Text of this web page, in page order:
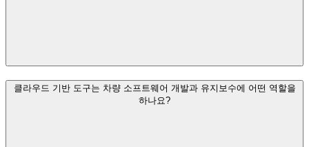
클라우드 기반 도구는 차량 소프트웨어 개발과 유지보수에 어떤 역할을
하나요?